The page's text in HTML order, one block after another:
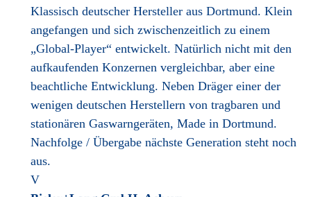
Klassisch deutscher Hersteller aus Dortmund. Klein
angefangen und sich zwischenzeitlich zu einem
„Global-Player“ entwickelt. Natürlich nicht mit den
aufkaufenden Konzernen vergleichbar, aber eine
beachtliche Entwicklung. Neben Dräger einer der
wenigen deutschen Herstellern von tragbaren und
stationären Gaswarngeräten, Made in Dortmund.
Nachfolge / Übergabe nächste Generation steht noch
aus.
V